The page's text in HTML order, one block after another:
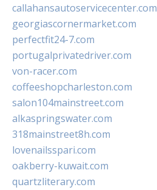
callahansautoservicecenter.com
georgiascornermarket.com
perfectfit24-7.com
portugalprivatedriver.com
von-racer.com
coffeeshopcharleston.com
salon104mainstreet.com
alkaspringswater.com
318mainstreet8h.com
lovenailsspari.com
oakberry-kuwait.com
quartzliterary.com